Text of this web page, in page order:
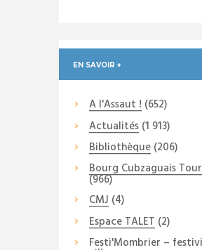
EN SAVOIR +
A l'Assaut ! (652)
Actualités(1 913)
Bibliothèque(206)
Bourg Cubzaguais
(966)
CMJ (4)
Espace TALET (2)
Festi'Mombrier –